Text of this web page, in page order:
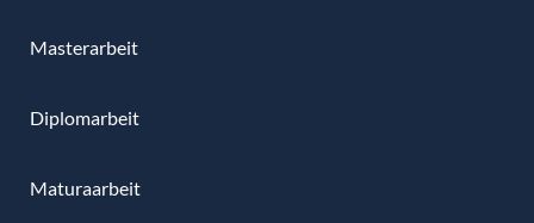
Masterarbeit
Diplomarbeit
Maturaarbeit